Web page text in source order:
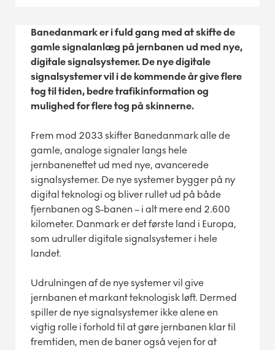
Banedanmark er i fuld gang med at skifte de
gamle signalanlæg på jernbanen ud med nye,
digitale signalsystemer. De nye digitale
signalsystemer vil i de kommende år give flere
tog til tiden, bedre trafikinformation og
mulighed for flere tog på skinnerne.
Frem mod 2033 skifter Banedanmark alle de
gamle, analoge signaler langs hele
jernbanenettet ud med nye, avancerede
signalsystemer. De nye systemer bygger på ny
digital teknologi og bliver rullet ud på både
fjernbanen og S-banen – i alt mere end 2.600
kilometer. Danmark er det første land i Europa,
som udruller digitale signalsystemer i hele
landet.
Udrulningen af de nye systemer vil give
jernbanen et markant teknologisk løft. Dermed
spiller de nye signalsystemer ikke alene en
vigtig rolle i forhold til at gøre jernbanen klar til
fremtiden, men de baner også vejen for at